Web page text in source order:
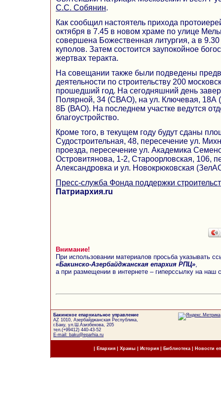
С.С. Собянин.
Как сообщил настоятель прихода
октября в 7.45 в новом храме по улице
совершена Божественная литургия, а в
куполов. Затем состоится заупокойное
жертвах теракта.
На совещании также были подведены
деятельности по строительству 200
прошедший год. На сегодняшний день
Полярной, 34 (СВАО), на ул. Ключевая, 18А
8Б (ВАО). На последнем участке ведутся
благоустройство.
Кроме того, в текущем году будут сданы
Судостроительная, 48, пересечение ул.
проезда, пересечение ул. Академика
Островитянова, 1-2, Староорловская, 106,
Александровка и ул. Новокрюковская
Пресс-служба Фонда поддержки
Патриархия.ru
Внимание!
При использовании материалов просьба указывать
«Бакинско-Азербайджанская епархия РПЦ»
а при размещении в интернете – гиперссылку на наш
Бакинское епархиальное управление
AZ 1010, Азербайджанская Республика,
г.Баку, ул.Ш.Азизбекова, 205
тел.(+99412) 440-43-52
E-mail: baku@eparhia.ru
Епархия| Храмы История| Библиотека Новости